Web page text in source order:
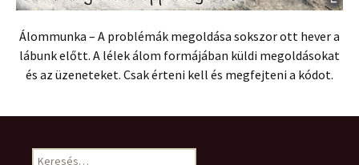
Álommunka – A problémák megoldása sokszor ott hever a
lábunk előtt. A lélek álom formájában küldi megoldásokat
és az üzeneteket. Csak érteni kell és megfejteni a kódot.
Keresés: